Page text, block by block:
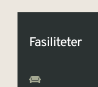
Fasiliteter